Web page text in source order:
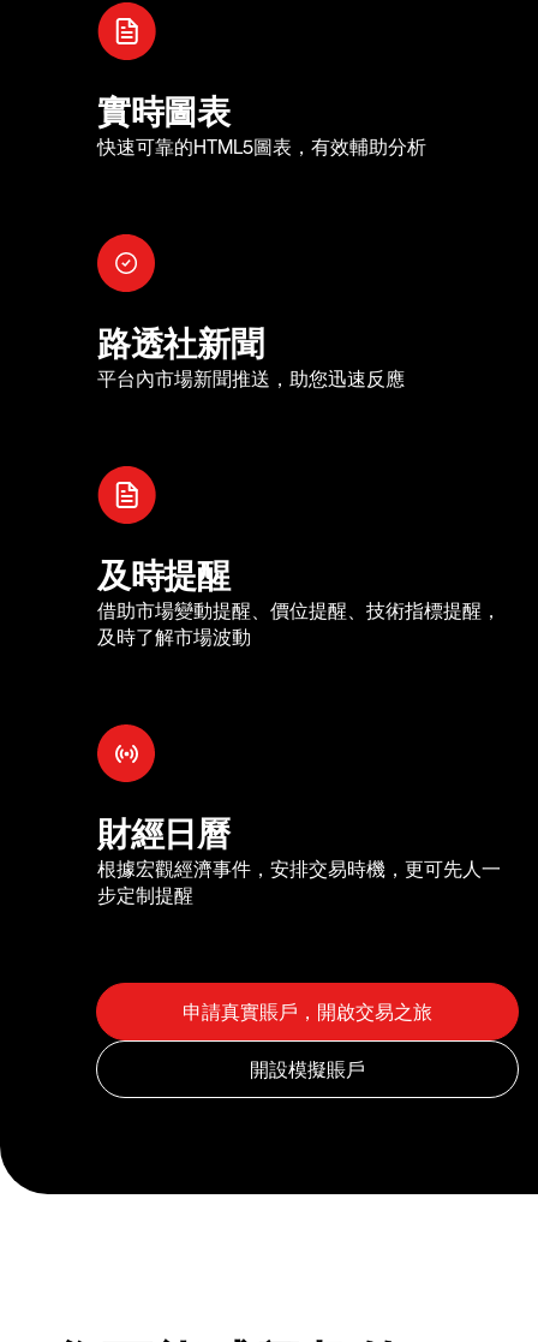
實時圖表
快速可靠的HTML5圖表，有效輔助分析
路透社新聞
平台內市場新聞推送，助您迅速反應
及時提醒
借助市場變動提醒、價位提醒、技術指標提醒，
及時了解市場波動
財經日曆
根據宏觀經濟事件，安排交易時機，更可先人一
步定制提醒